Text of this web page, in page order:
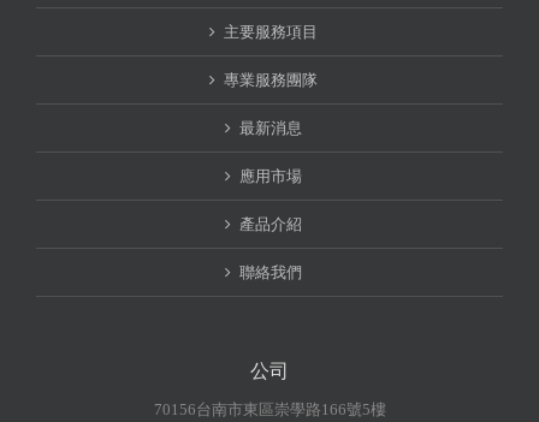
主要服務項目
專業服務團隊
最新消息
應用市場
產品介紹
聯絡我們
公司
70156台南市東區崇學路166號5樓